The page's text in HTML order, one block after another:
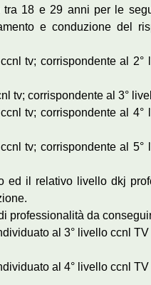
18 e 29 anni per le
e conduzione del
tv; corrispondente al 2°
tv; corrispondente al 3°
tv; corrispondente al 4°
tv; corrispondente al 5°
ed il relativo livello dkj
professionalità da
al 3° livello ccnl TV
al 4° livello ccnl TV